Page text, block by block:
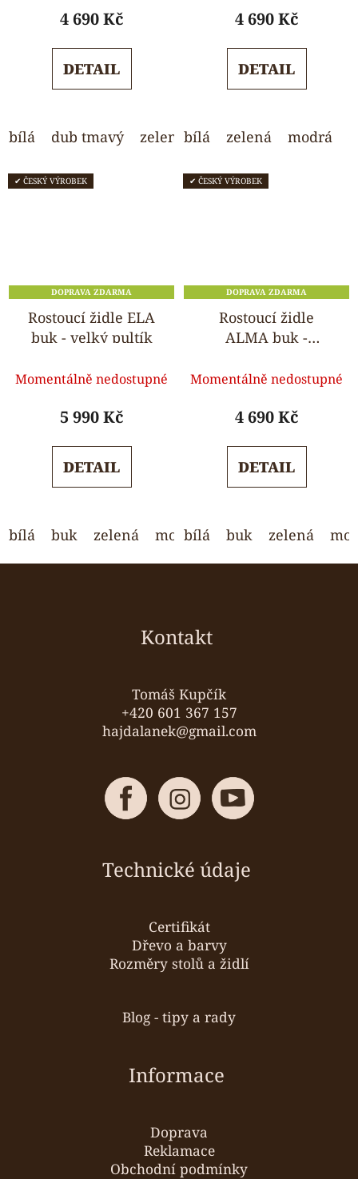
produktu
5,0
z
4 690 Kč
DETAIL
bílá dub tmavý zelená modrá růžová
produktu
5,0
z
4 690 Kč
DETAIL
bílá zelená modrá
✔ ČESKÝ VÝROBEK
DOPRAVA ZDARMA
Rostoucí židle ELA
buk - velký pultík
hodnocení
produktu
je
5,0
z
Momentálně nedostupné
5 990 Kč
DETAIL
bílá buk zelená modrá světle šedá
✔ ČESKÝ VÝROBEK
DOPRAVA ZDARMA
Rostoucí židle
ALMA buk -
hodnocení
produktu
je
5,0
z
Momentálně nedostupné
4 690 Kč
DETAIL
bílá buk zelená
Z
Kontakt
Tomáš Kupčík
+420 601 367 157
hajdalanek@gmail.com
Technické údaje
Certifikát
Dřevo a barvy
Rozměry stolů a židlí
Blog - tipy a rady
Informace
Doprava
Reklamace
Obchodní podmínky